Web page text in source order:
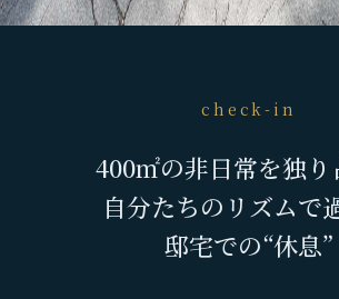
check-in
400㎡の非日常を独り
自分たちのリズムで
邸宅での“休息”